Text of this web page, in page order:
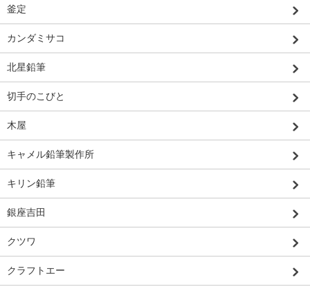
釜定
カンダミサコ
北星鉛筆
切手のこびと
木屋
キャメル鉛筆製作所
キリン鉛筆
銀座吉田
クツワ
クラフトエー